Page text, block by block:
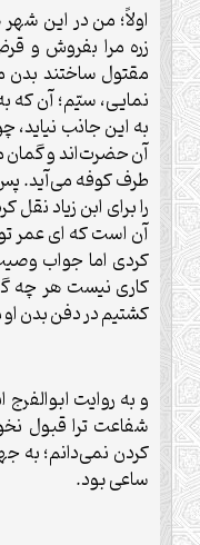
اولاً؛ من در این
زره مرا بفروش و
مقتول ساختند بدن
نمایی، سیّم؛ آن
به این جانب
آن حضرت‌اند و
طرف کوفه می‌آید.
را برای ابن زیاد
آن است که ای عمر تو
کردی اما جواب
کاری نیست هر چه
کشتیم در دفن بدن
و به روایت
شفاعت ترا قبول
کردن نمی‌دانم؛ به
ساعی بود.